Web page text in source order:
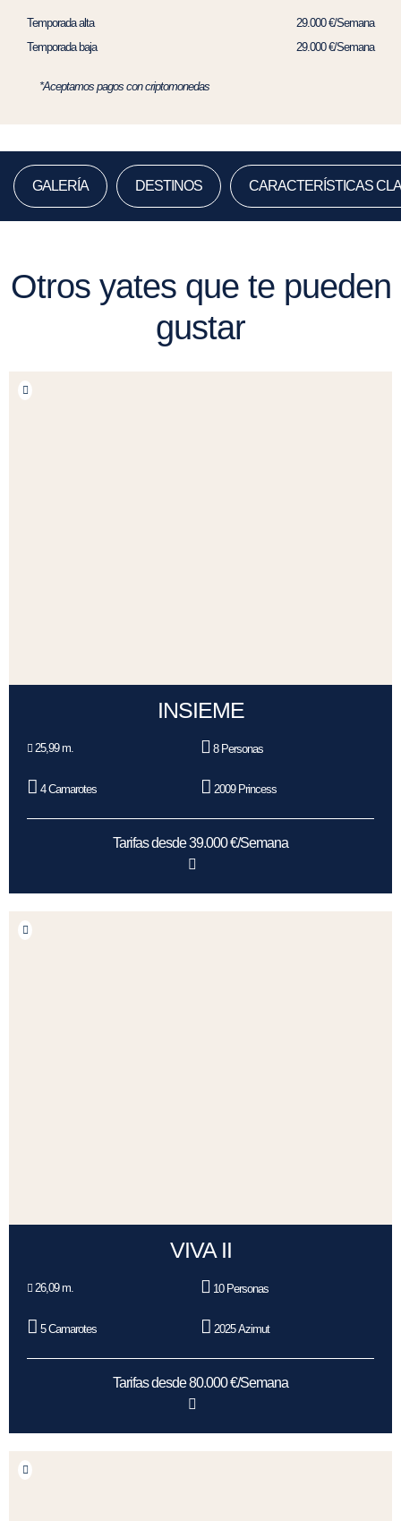
Temporada alta
29.000 €/Semana
Temporada baja
29.000 €/Semana
*Aceptamos pagos con criptomonedas
GALERÍA DESTINOS CARACTERÍSTICAS
Otros yates que te pueden
gustar
INSIEME
25,99 m. 8 Personas
4 Camarotes 2009 Princess
Tarifas desde 39.000 €/Semana
VIVA II
26,09 m. 10 Personas
5 Camarotes 2025 Azimut
Tarifas desde 80.000 €/Semana